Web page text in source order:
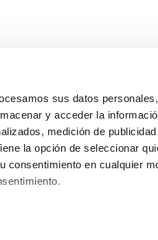
sus datos
y acceder la
medición de
la opción de seleccionar
consentimiento en cualquier